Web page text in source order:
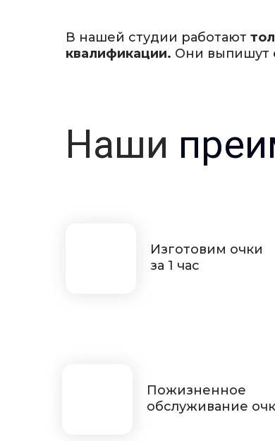
В нашей студии работают
квалификации. Они выпишут
Наши
Изготовим очки
за 1 час
Пожизненное
обслуживание